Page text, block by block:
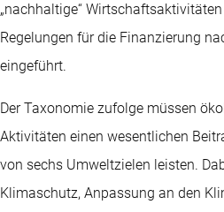
„nachhaltige“
Regelungen für die Finanzierung
eingeführt.
Der Taxonomie zufolge müssen
Aktivitäten einen wesentlichen
von sechs Umweltzielen leisten.
Klimaschutz, Anpassung an den